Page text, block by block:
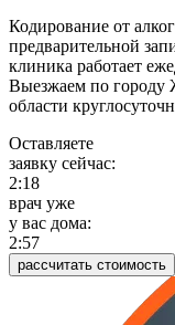
Кодирование от
предварительной
клиника работает
Выезжаем по городу
области
Оставляете
заявку сейчас:
2:18
врач уже
у вас дома:
2:57
рассчитать стоимость